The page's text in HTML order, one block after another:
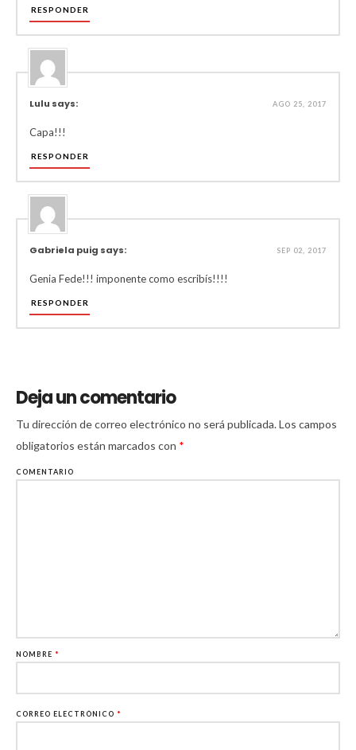
RESPONDER
Lulu says: AGO 25, 2017
Capa!!!
RESPONDER
Gabriela puig says: SEP 02, 2017
Genia Fede!!! imponente como escribís!!!!
RESPONDER
Deja un comentario
Tu dirección de correo electrónico no será publicada.Los campos
obligatorios están marcados con *
COMENTARIO
NOMBRE *
CORREO ELECTRÓNICO *